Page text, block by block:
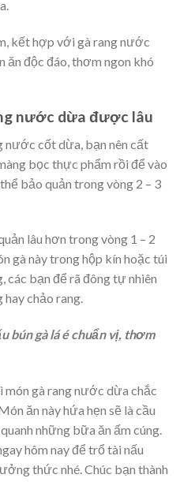
kết hợp với gà rang nước
ăn độc đáo, thơm ngon khó
nước dừa được lâu
nước cốt dừa, bạn nên cất
bọc thực phẩm rồi để vào
bảo quản trong vòng 2 – 3
lâu hơn trong vòng 1 – 2
gà này trong hộp kín hoặc túi
các bạn để rã đông tự nhiên
hay chảo rang.
bún gà lá é chuẩn vị, thơm
món gà rang nước dừa chắc
ăn này hứa hẹn sẽ là cầu
những bữa ăn ấm cúng.
hôm nay để trổ tài nấu
thức nhé. Chúc bạn thành